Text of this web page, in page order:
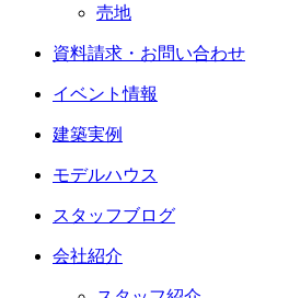
売地
資料請求・お問い合わせ
イベント情報
建築実例
モデルハウス
スタッフブログ
会社紹介